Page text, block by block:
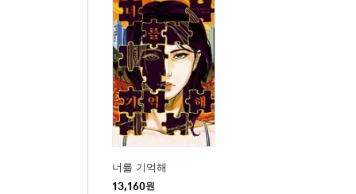
너를 기억해
13,160원